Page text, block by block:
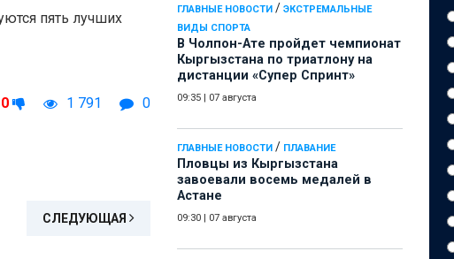
ГЛАВНЫЕ НОВОСТИ / ЭКСТРЕМАЛЬНЫЕ
ВИДЫ СПОРТА
В Чолпон-Ате пройдет чемпионат
Кыргызстана по триатлону на
дистанции «Супер Спринт»
09:35 07 августа
ГЛАВНЫЕ НОВОСТИ / ПЛАВАНИЕ
Пловцы из Кыргызстана
завоевали восемь медалей в
Астане
09:30 07 августа
пять лучших
0 1 791 0
СЛЕДУЮЩАЯ